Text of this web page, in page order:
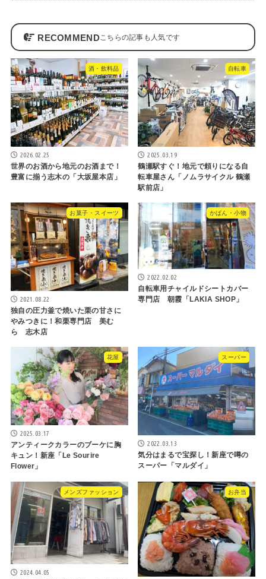
RECOMMEND
酒・飲料品
2026.02.25
世界のお酒から地元のお酒まで！
豊富に揃う志木の「大坂屋本店」
自転車
2025.03.19
鶴瀬駅すぐ！地元で頼りになる自
転車屋さん「ノムラサイクル 鶴瀬
駅前店」
お菓子・スイーツ
2021.08.22
独自の圧力釜で焼いた栗の甘さに
やみつきに！和栗専門店 美む
ら 志木店
かばん・小物
2022.02.02
自転車用チャイルドシートカバー
専門店 朝霞「LAKIA SHOP」
花屋
2025.03.17
アンティークカラーのブーケに胸
キュン！新座「Le Sourire
Flower」
スーパー
2022.03.13
気分はまるで宝探し！新座で噂の
スーパー「マルダイ」
メンズファッション
2024.04.05
お弁当